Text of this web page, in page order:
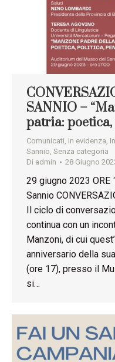
SANNIO –
patria:
Comunicati, In evidenza,
Sannio, Senza categoria
Di admin 28 Giugno
29 giugno 2023
Sannio
Il ciclo di
continua con un
Manzoni, di cui
anniversario della
(ore 17), presso il
si…